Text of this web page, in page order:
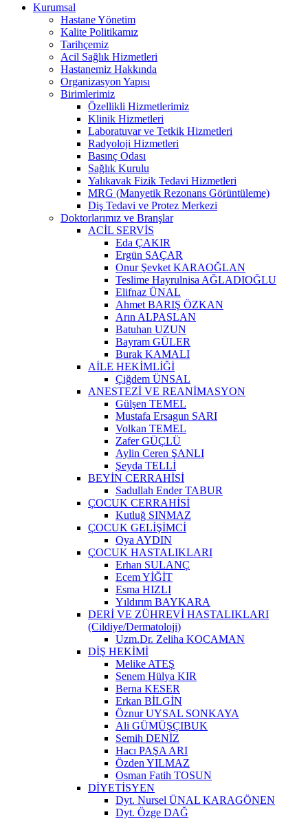
Kurumsal
Hastane Yönetim
Kalite Politikamız
Tarihçemiz
Acil Sağlık Hizmetleri
Hastanemiz Hakkında
Organizasyon Yapısı
Birimlerimiz
Özellikli Hizmetlerimiz
Klinik Hizmetleri
Laboratuvar ve Tetkik Hizmetleri
Radyoloji Hizmetleri
Basınç Odası
Sağlık Kurulu
Yalıkavak Fizik Tedavi Hizmetleri
MRG (Manyetik Rezonans Görüntüleme)
Diş Tedavi ve Protez Merkezi
Doktorlarımız ve Branşlar
ACİL SERVİS
Eda ÇAKIR
Ergün SAÇAR
Onur Şevket KARAOĞLAN
Teslime Hayrulnisa AĞLADIOĞLU
Elifnaz ÜNAL
Ahmet BARIŞ ÖZKAN
Arın ALPASLAN
Batuhan UZUN
Bayram GÜLER
Burak KAMALI
AİLE HEKİMLİĞİ
Çiğdem ÜNSAL
ANESTEZİ VE REANİMASYON
Gülşen TEMEL
Mustafa Ersagun SARI
Volkan TEMEL
Zafer GÜÇLÜ
Aylin Ceren ŞANLI
Şeyda TELLİ
BEYİN CERRAHİSİ
Sadullah Ender TABUR
ÇOCUK CERRAHİSİ
Kutluğ SINMAZ
ÇOCUK GELİŞİMCİ
Oya AYDIN
ÇOCUK HASTALIKLARI
Erhan SULANÇ
Ecem YİĞİT
Esma HIZLI
Yıldırım BAYKARA
DERİ VE ZÜHREVİ HASTALIKLARI
(Cildiye/Dermatoloji)
Uzm.Dr. Zeliha KOCAMAN
DİŞ HEKİMİ
Melike ATEŞ
Senem Hülya KIR
Berna KESER
Erkan BİLGİN
Öznur UYSAL SONKAYA
Ali GÜMÜŞÇIBUK
Semih DENİZ
Hacı PAŞA ARI
Özden YILMAZ
Osman Fatih TOSUN
DİYETİSYEN
Dyt. Nursel ÜNAL KARAGÖNEN
Dyt. Özge DAĞ